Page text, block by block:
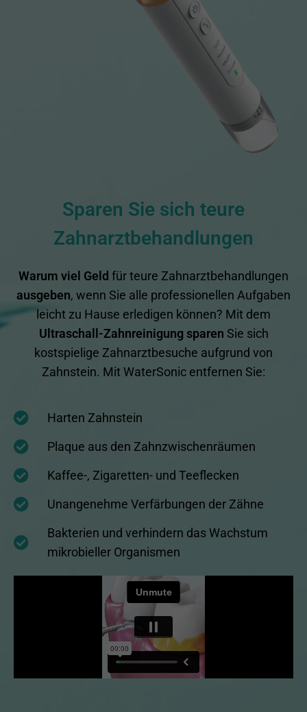
Sparen Sie sich teure
Zahnarztbehandlungen
Warum viel Geld für teure Zahnarztbehandlungen
ausgeben, wenn Sie alle professionellen Aufgaben
leicht zu Hause erledigen können? Mit dem
Ultraschall-Zahnreinigung sparen Sie sich
kostspielige Zahnarztbesuche aufgrund von
Zahnstein. Mit WaterSonic entfernen Sie:
Harten Zahnstein
Plaque aus den Zahnzwischenräumen
Kaffee-, Zigaretten- und Teeflecken
Unangenehme Verfärbungen der Zähne
Bakterien und verhindern das Wachstum
mikrobieller Organismen